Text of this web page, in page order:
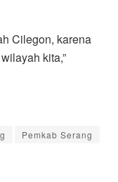
Cilegon, karena
kita,”
Pemkab Serang